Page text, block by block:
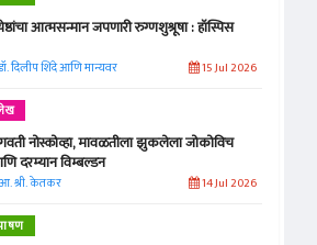
आत्मसन्मान जपणारी रुग्णशुश्रूषा : हॉस्पिस
दिलीप शिंदे आणि मान्यवर 15 Jul 2026
नोस्कोव्हा, मावळतीला झुकलेला जोकोविच
दरम्यान विम्बल्डन
आ. श्री. केतकर 14 Jul 2026